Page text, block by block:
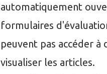
automatiquement
formulaires
peuvent pas accéder
visualiser les articles.